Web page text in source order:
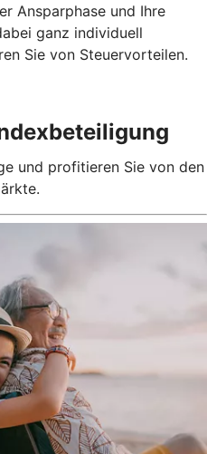
Ansparphase und Ihre
ganz individuell
Sie von Steuervorteilen.
und profitieren Sie von den